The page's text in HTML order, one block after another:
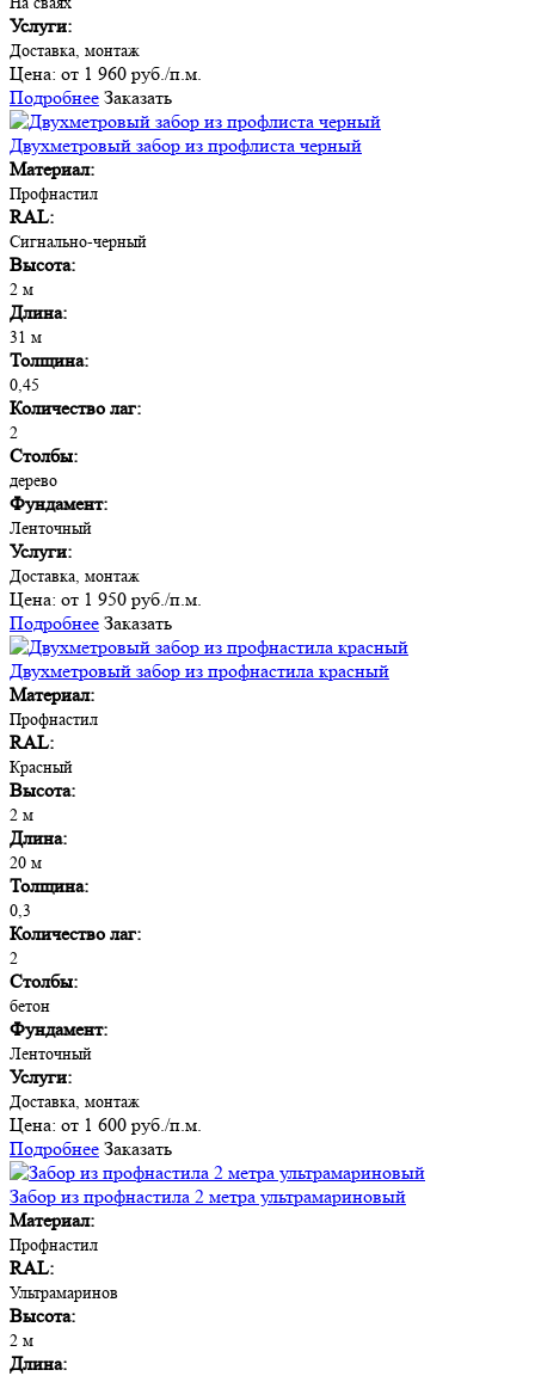
Услуги:
Доставка, монтаж
Цена: от 1 960 руб./п.м.
Подробнее Заказать
Двухметровый забор из профлиста черный
Материал:
Профнастил
RAL:
Сигнально-черный
Высота:
2 м
Длина:
31 м
Толщина:
0,45
Количество лаг:
2
Столбы:
дерево
Фундамент:
Ленточный
Услуги:
Доставка, монтаж
Цена: от 1 950 руб./п.м.
Подробнее Заказать
Двухметровый забор из профнастила красный
Материал:
Профнастил
RAL:
Красный
Высота:
2 м
Длина:
20 м
Толщина:
0,3
Количество лаг:
2
Столбы:
бетон
Фундамент:
Ленточный
Услуги:
Доставка, монтаж
Цена: от 1 600 руб./п.м.
Подробнее Заказать
Забор из профнастила 2 метра ультрамариновый
Материал:
Профнастил
RAL:
Ультрамаринов
Высота:
2 м
Длина: